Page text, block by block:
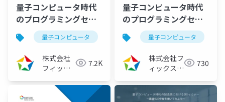
量子コンピュータ時代
のプログラミングセミ
ナー ～Fixstars
Amplifyで実装する生
産計画最適化～
（2024/01/11）
量子コンピュータ 量子アニーリング イジングマ
株式会社
フィック
7.2K
量子コンピュータ時代
のプログラミングセミ
ナー ～Fixstars
Amplifyで実装する生
産計画最適化～
（2023/02/16）
量子コンピュータ
株式会社フ
ィックスタ
730